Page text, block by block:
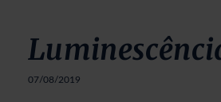
07/08/2019